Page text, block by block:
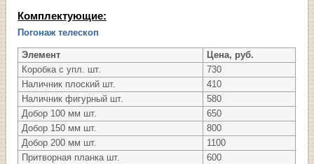
Комплектующие:
Погонаж телескоп
Элемент
Цена, руб.
Коробка с упл. шт.
730
Наличник плоский шт.
410
Наличник фигурный шт.
580
Добор 100 мм шт.
650
Добор 150 мм шт.
800
Добор 200 мм шт.
1100
Притворная планка шт.
600